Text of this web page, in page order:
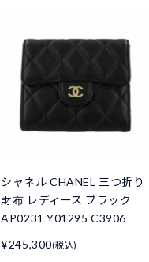
シャネル CHANEL 三つ折り
財布 レディース ブラック
AP0231 Y01295 C3906
¥245,300(税込)